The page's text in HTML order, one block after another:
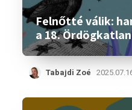
Felnőtté válik:
a 18.
Tabajdi Zoé